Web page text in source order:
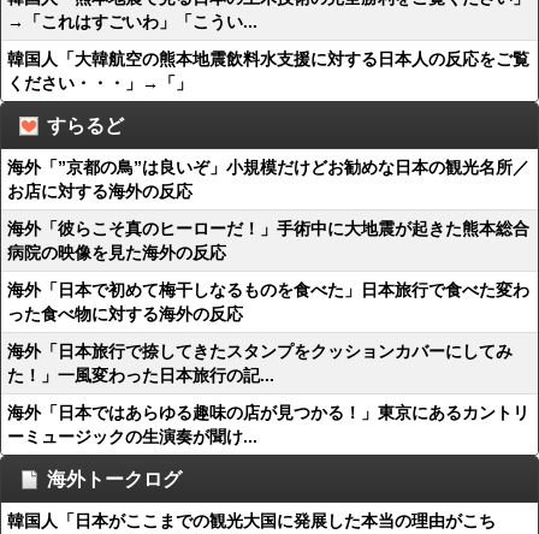
→「これはすごいわ」「こうい...
韓国人「大韓航空の熊本地震飲料水支援に対する日本人の反応をご覧
ください・・・」→「」
すらるど
海外「”京都の鳥”は良いぞ」小規模だけどお勧めな日本の観光名所／
お店に対する海外の反応
海外「彼らこそ真のヒーローだ！」手術中に大地震が起きた熊本総合
病院の映像を見た海外の反応
海外「日本で初めて梅干しなるものを食べた」日本旅行で食べた変わ
った食べ物に対する海外の反応
海外「日本旅行で捺してきたスタンプをクッションカバーにしてみ
た！」一風変わった日本旅行の記...
海外「日本ではあらゆる趣味の店が見つかる！」東京にあるカントリ
ーミュージックの生演奏が聞け...
海外トークログ
韓国人「日本がここまでの観光大国に発展した本当の理由がこち